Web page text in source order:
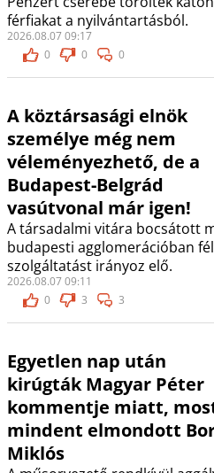
férfiakat a nyilvántartásból.
2026.08.07 09:17
0
0 0
A köztársasági elnök
személye még nem
véleményezhető, de a
Budapest-Belgrád
vasútvonal már igen!
A társadalmi vitára bocsátott
budapesti agglomerációban
szolgáltatást irányoz elő.
2026.08.07 09:11
0
3 3
Egyetlen nap után
kirúgták Magyar Péter
kommentje miatt,
mindent elmondott
Miklós